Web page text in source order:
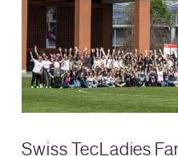
Swiss TecLadies